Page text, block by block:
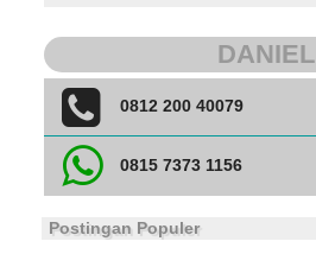
DANIEL
0812 200 40079
0815 7373 1156
Postingan Populer